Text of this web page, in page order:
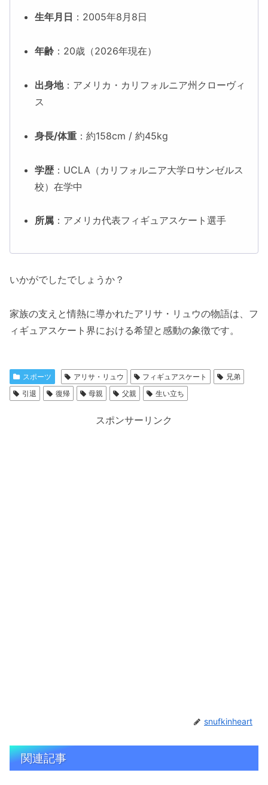
生年月日 ：2005年8月8日
年齢 ：20歳（2026年現在）
出身地：アメリカ・カリフォルニア州クローヴィ
ス
身長/体重 ：約158cm / 約45kg
学歴 ：UCLA（カリフォルニア大学ロサンゼルス
校）在学中
所属 ：アメリカ代表フィギュアスケート選手
いかがでしたでしょうか？
家族の支えと情熱に導かれたアリサ・リュウの物語は、フ
ィギュアスケート界における希望と感動の象徴です。
スポーツ アリサ・リュウ フィギュアスケート
兄弟
引退
復帰 母親 父親 生い立ち
スポンサーリンク
snufkinheart
関連記事